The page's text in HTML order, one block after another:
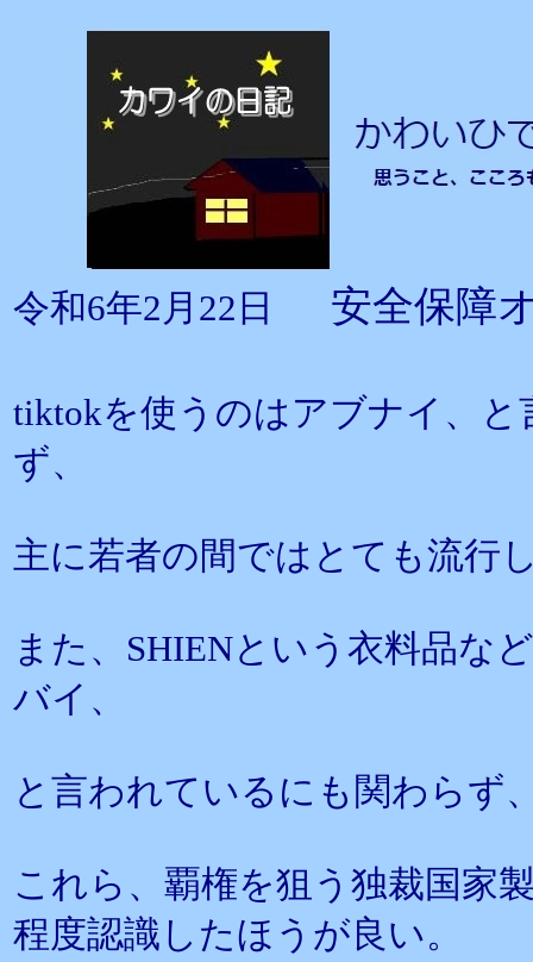
令和6年2月22日 安全保障
tiktokを使うのはアブナイ、
ず、
主に若者の間ではとても流行
また、SHIENという衣料品な
バイ、
と言われているにも関わらず
これら、覇権を狙う独裁国家
程度認識したほうが良い。